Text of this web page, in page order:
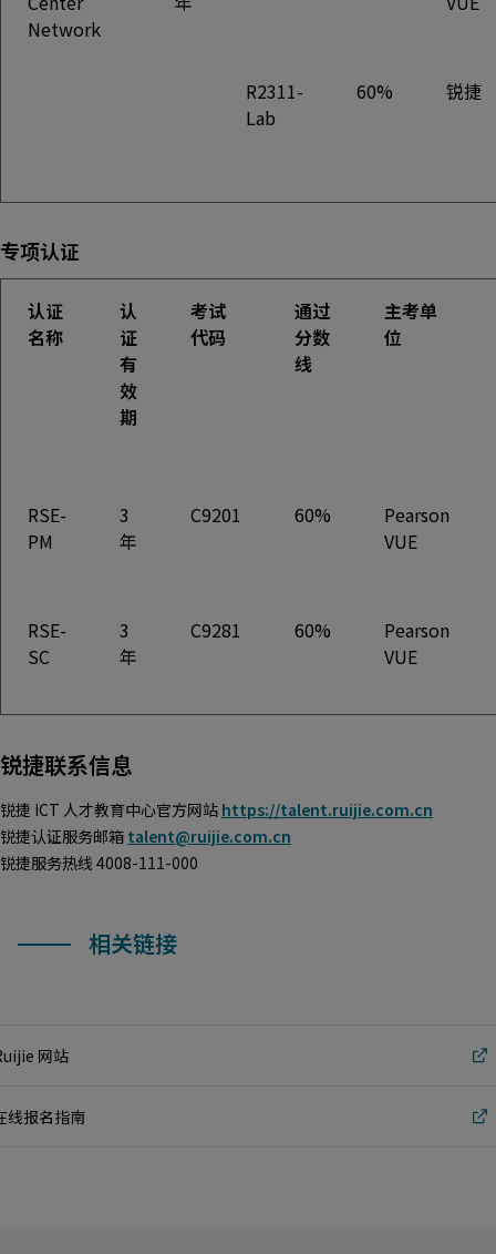
Network
R2311-
Lab
60% 锐捷
专项认证
认证
名称
认
证
有
效
期
考试
代码
通过
分数
线
主考单
位
RSE-
PM
3
年
C9201 60%
Pearson
VUE
RSE-
SC
3
年
C9281 60%
Pearson
VUE
锐捷联系信息
锐捷 ICT 人才教育中心官方网站 https://talent.ruijie.com.cn
锐捷认证服务邮箱 talent@ruijie.com.cn
锐捷服务热线 4008-111-000
相关链接
网站
线报名指南